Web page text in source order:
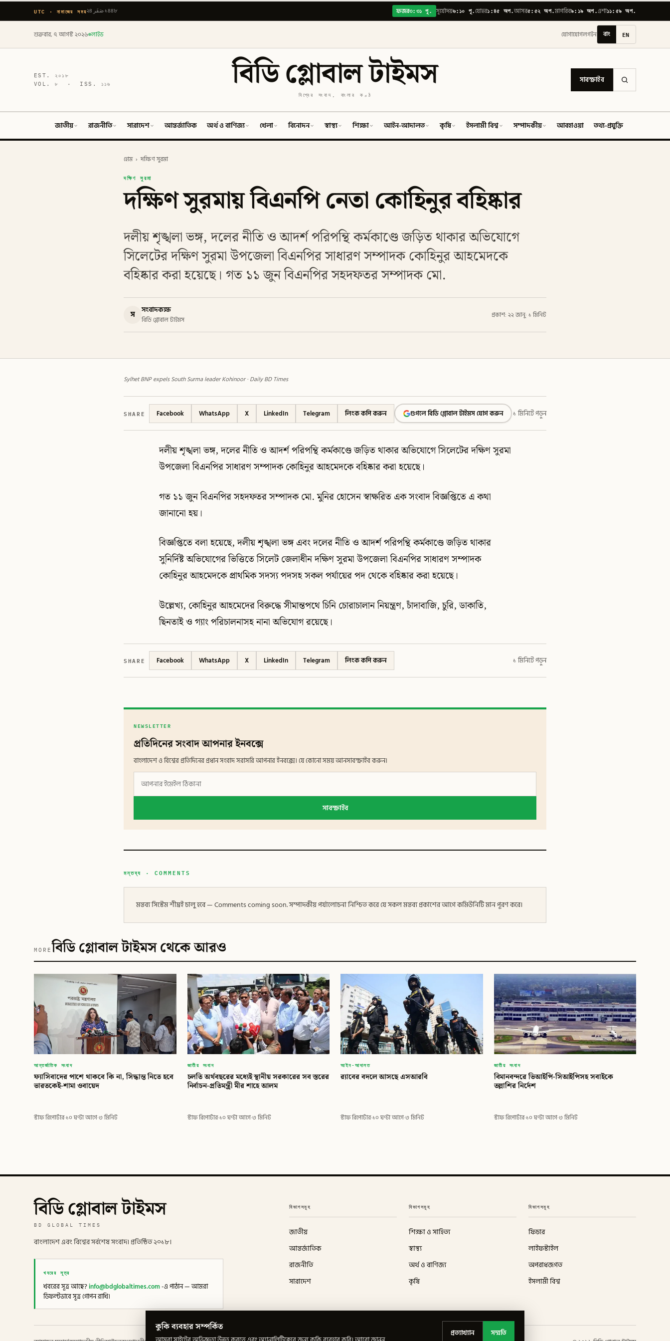
UTC · নামাজের সময় ২৪ صَفَر ১৪৪৮ ফজর৩:৩১ পূ. সূর্যোদয়৬:১০ পূ.যোহর১:৪৫ অপ.আসর৫:৫২ অপ.মাগরিব৯:১৯ অপ.এশা১১:৫৯ অপ.
শুক্রবার, ৭ আগস্ট ২০২৬ লাইভ যোগাযোগলগইন বাং EN
EST.২০১৮
VOL.৮ · ISS. ১১৬ বিডি গ্লোবাল টাইমস
বিশ্বের সংবাদ, বাংলার কণ্ঠ
সাবস্ক্রাইব
জাতীয় রাজনীতি সারাদেশ আন্তর্জাতিক অর্থ ও বাণিজ্য খেলা বিনোদন স্বাস্থ্য শিক্ষা আইন-আদালত কৃষি ইসলামী বিশ্ব সম্পাদকীয় আবহাওয়া তথ্য-প্রযুক্তি
হোম › দক্ষিণ সুরমা
দক্ষিণ সুরমা
দক্ষিণ সুরমা‌য় বিএনপি নেতা কোহিনুর বহিষ্কার
দলীয় শৃঙ্খলা ভঙ্গ, দলের নীতি ও আদর্শ পরিপন্থি কর্মকাণ্ডে জড়িত থাকার অভিযোগে
সিলেটের দক্ষিণ সুরমা উপজেলা বিএনপির সাধারণ সম্পাদক কোহিনুর আহমেদকে
বহিষ্কার করা হয়েছে। গত ১১ জুন বিএনপির সহদফতর সম্পাদক মো.
স সংবাদকক্ষ
বিডি গ্লোবাল টাইমস
প্রকাশ: ২২ জানু· ১ মিনিট
Sylhet BNP expels South Surma leader Kohinoor · Daily BD Times
SHARE Facebook WhatsApp X LinkedIn Telegram লিংক কপি করুন গুগলে বিডি গ্লোবাল টাইমস যোগ করুন ১ মিনিটে পড়ুন
দলীয় শৃঙ্খলা ভঙ্গ, দলের নীতি ও আদর্শ পরিপন্থি কর্মকাণ্ডে জড়িত থাকার অভিযোগে সিলেটের দক্ষিণ সুরমা
উপজেলা বিএনপির সাধারণ সম্পাদক কোহিনুর আহমেদকে বহিষ্কার করা হয়েছে।
গত ১১ জুন বিএনপির সহদফতর সম্পাদক মো. মুনির হোসেন স্বাক্ষরিত এক সংবাদ বিজ্ঞপ্তিতে এ কথা
জানানো হয়।
বিজ্ঞপ্তিতে বলা হয়েছে, দলীয় শৃঙ্খলা ভঙ্গ এবং দলের নীতি ও আদর্শ পরিপন্থি কর্মকাণ্ডে জড়িত থাকার
সুনির্দিষ্ট অভিযোগের ভিত্তিতে সিলেট জেলাধীন দক্ষিণ সুরমা উপজেলা বিএনপির সাধারণ সম্পাদক
কোহিনুর আহমেদকে প্রাথমিক সদস্য পদসহ সকল পর্যায়ের পদ থেকে বহিষ্কার করা হয়েছে।
উল্লেখ্য, কোহিনুর আহমেদের বিরুদ্ধে সীমান্তপথে চিনি চোরাচালান নিয়ন্ত্রণ, চাঁদাবাজি, চুরি, ডাকাতি,
ছিনতাই ও গ্যাং পরিচালনাসহ নানা অভিযোগ রয়েছে।
SHARE Facebook WhatsApp X LinkedIn Telegram লিংক কপি করুন ১ মিনিটে পড়ুন
NEWSLETTER
প্রতিদিনের সংবাদ আপনার ইনবক্সে
বাংলাদেশ ও বিশ্বের প্রতিদিনের প্রধান সংবাদ সরাসরি আপনার ইনবক্সে। যে কোনো সময় আনসাবস্ক্রাইব করুন।
সাবস্ক্রাইব
মন্তব্য · COMMENTS
মন্তব্য সিস্টেম শীঘ্রই চালু হবে — Comments coming soon. সম্পাদকীয় পর্যালোচনা নিশ্চিত করে যে সকল মন্তব্য প্রকাশের আগে কমিউনিটি মান পূরণ করে।
MOREবিডি গ্লোবাল টাইমস থেকে আরও
আন্তর্জাতিক সংবাদ
ফ্যাসিবাদের পাশে থাকবে কি না, সিদ্ধান্ত নিতে হবে
ভারতকেই-শামা ওবায়েদ
স্টাফ রিপোর্টার·১০ ঘণ্টা আগে·৩ মিনিট
জাতীয় সংবাদ
চলতি অর্থবছরের মধ্যেই স্থানীয় সরকারের সব স্তরের
নির্বাচন-প্রতিমন্ত্রী মীর শাহে আলম
স্টাফ রিপোর্টার·১০ ঘণ্টা আগে·৩ মিনিট
আইন-আদালত
র‍্যাবের বদলে আসছে এসআরবি
স্টাফ রিপোর্টার·১০ ঘণ্টা আগে·৩ মিনিট
জাতীয় সংবাদ
বিমানবন্দরে ভিআইপি-সিআইপিসহ সবাইকে
তল্লাশির নির্দেশ
স্টাফ রিপোর্টার·১০ ঘণ্টা আগে·৩ মিনিট
বিডি গ্লোবাল টাইমস
BD GLOBAL TIMES
বাংলাদেশ এবং বিশ্বের সর্বশেষ সংবাদ। প্রতিষ্ঠিত ২০১৮।
খবরের সূত্র
খবরের সূত্র আছে?info@bdglobaltimes.com-এ পাঠান — আমরা
ডিফল্টভাবে সূত্র গোপন রাখি।
বিভাগসমূহ
জাতীয়
আন্তর্জাতিক
রাজনীতি
সারাদেশ
বিভাগসমূহ
শিক্ষা ও সাহিত্য
স্বাস্থ্য
অর্থ ও বাণিজ্য
কৃষি
বিভাগসমূহ
ফিচার
লাইফস্টাইল
অপরাধজগত
ইসলামী বিশ্ব
কুকি ব্যবহার সম্পর্কিত প্রত্যাখ্যান সম্মতি